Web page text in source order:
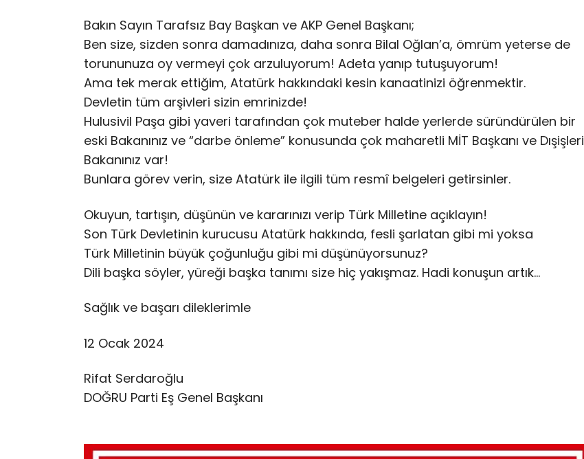
Bakın Sayın Tarafsız Bay Başkan ve AKP Genel Başkanı;
Ben size, sizden sonra damadınıza, daha sonra Bilal Oğlan’a, ömrüm yeterse de
torununuza oy vermeyi çok arzuluyorum! Adeta yanıp tutuşuyorum!
Ama tek merak ettiğim, Atatürk hakkındaki kesin kanaatinizi öğrenmektir.
Devletin tüm arşivleri sizin emrinizde!
Hulusivil Paşa gibi yaveri tarafından çok muteber halde yerlerde süründürülen bir
eski Bakanınız ve “darbe önleme” konusunda çok maharetli MİT Başkanı ve Dışişleri
Bakanınız var!
Bunlara görev verin, size Atatürk ile ilgili tüm resmî belgeleri getirsinler.
Okuyun, tartışın, düşünün ve kararınızı verip Türk Milletine açıklayın!
Son Türk Devletinin kurucusu Atatürk hakkında, fesli şarlatan gibi mi yoksa
Türk Milletinin büyük çoğunluğu gibi mi düşünüyorsunuz?
Dili başka söyler, yüreği başka tanımı size hiç yakışmaz. Hadi konuşun artık…
Sağlık ve başarı dileklerimle
12 Ocak 2024
Rifat Serdaroğlu
DOĞRU Parti Eş Genel Başkanı